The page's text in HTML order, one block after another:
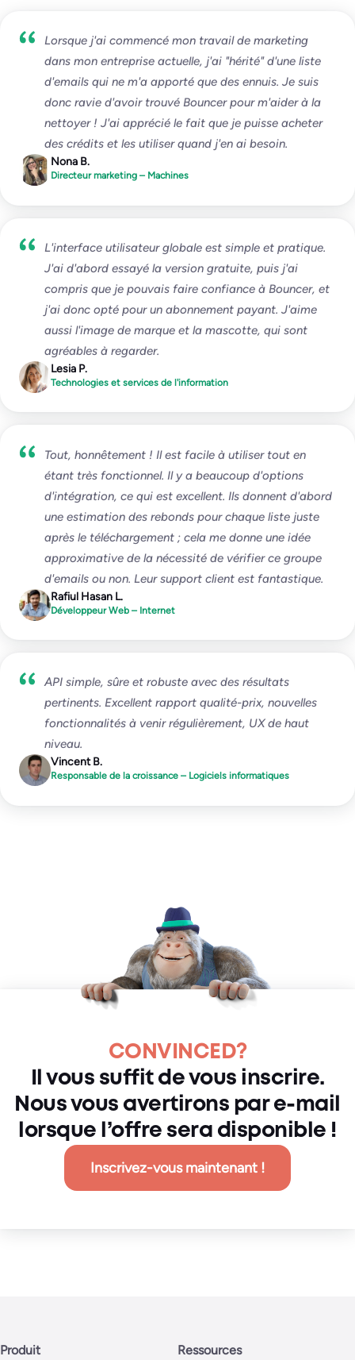
Lorsque j'ai commencé mon travail de marketing
dans mon entreprise actuelle, j'ai "hérité" d'une liste
d'emails qui ne m'a apporté que des ennuis. Je suis
donc ravie d'avoir trouvé Bouncer pour m'aider à la
nettoyer ! J'ai apprécié le fait que je puisse acheter
des crédits et les utiliser quand j'en ai besoin.
Nona B.
Directeur marketing – Machines
L'interface utilisateur globale est simple et pratique.
J'ai d'abord essayé la version gratuite, puis j'ai
compris que je pouvais faire confiance à Bouncer, et
j'ai donc opté pour un abonnement payant. J'aime
aussi l'image de marque et la mascotte, qui sont
agréables à regarder.
Lesia P.
Technologies et services de l'information
Tout, honnêtement ! Il est facile à utiliser tout en
étant très fonctionnel. Il y a beaucoup d'options
d'intégration, ce qui est excellent. Ils donnent d'abord
une estimation des rebonds pour chaque liste juste
après le téléchargement ; cela me donne une idée
approximative de la nécessité de vérifier ce groupe
d'emails ou non. Leur support client est fantastique.
Rafiul Hasan L.
Développeur Web – Internet
API simple, sûre et robuste avec des résultats
pertinents. Excellent rapport qualité-prix, nouvelles
fonctionnalités à venir régulièrement, UX de haut
niveau.
Vincent B.
Responsable de la croissance – Logiciels informatiques
CONVINCED?
Il vous suffit de vous inscrire.
Nous vous avertirons par e-mail
lorsque l’offre sera disponible !
Inscrivez-vous maintenant !
Produit Ressources